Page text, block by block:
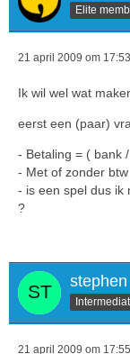
Elite
21 april 2009 om 17:53
Ik wil wel wat
eerst een (paar)
- Betaling = ( bank
- Met of zonder btw
- is een spel dus ik
?
stephen
21 april 2009 om 17:55